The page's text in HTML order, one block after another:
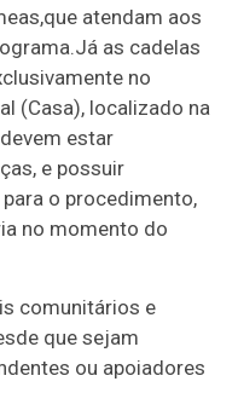
que atendam aos
Já as cadelas
no
(Casa), localizado na
estar
e possuir
o procedimento,
no momento do
comunitários e
que sejam
ou apoiadores